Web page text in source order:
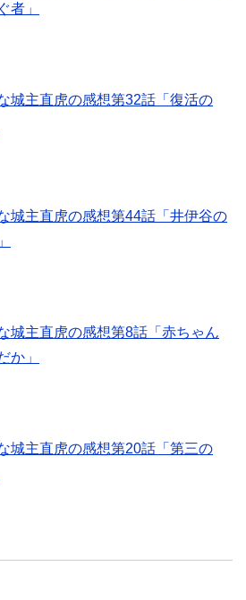
者」
城主直虎の感想第32話「復活の
城主直虎の感想第44話「井伊谷の
城主直虎の感想第8話「赤ちゃん
か」
城主直虎の感想第20話「第三の